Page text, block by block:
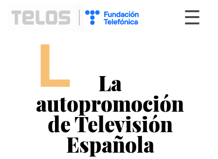
☰
L La
autopromoción
de Televisión
Española